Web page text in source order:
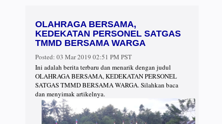
OLAHRAGA BERSAMA,
KEDEKATAN PERSONEL SATGAS
TMMD BERSAMA WARGA
Posted: 03 Mar 2019 02:51 PM PST
Ini adalah berita terbaru dan menarik dengan judul
OLAHRAGA BERSAMA, KEDEKATAN PERSONEL
SATGAS TMMD BERSAMA WARGA. Silahkan baca
dan menyimak artikelnya.